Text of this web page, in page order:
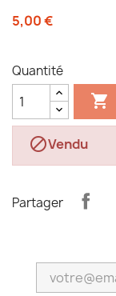
5,00 €
Quantité

Vendu
Partager